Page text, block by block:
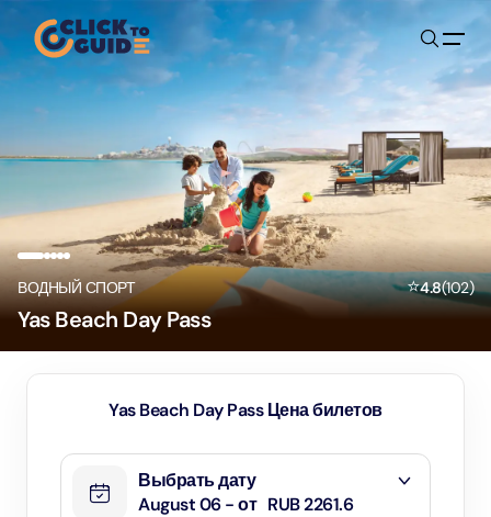
Skip to content
ВОДНЫЙ СПОРТ ⭐4.8(102)
Yas Beach Day Pass
Yas Beach Day Pass Цена билетов
Выбрать дату
August 06 - от RUB 2261.6